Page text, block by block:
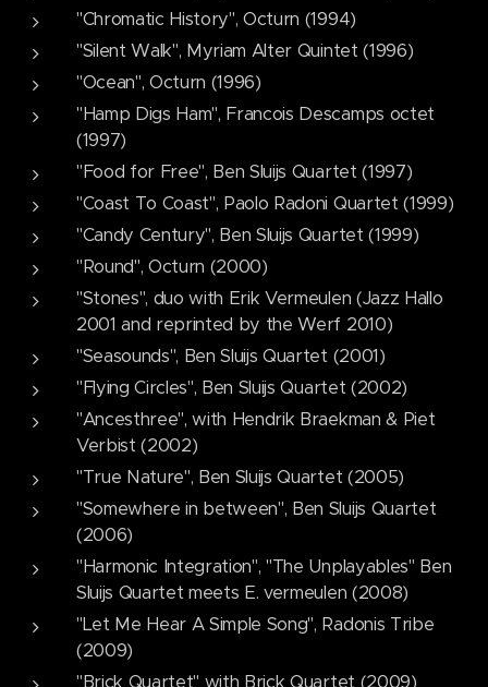
"Chromatic History", Octurn (1994)
"Silent Walk", Myriam Alter Quintet (1996)
"Ocean", Octurn (1996)
"Hamp Digs Ham", Francois Descamps octet
(1997)
"Food for Free", Ben Sluijs Quartet (1997)
"Coast To Coast", Paolo Radoni Quartet (1999)
"Candy Century", Ben Sluijs Quartet (1999)
"Round", Octurn (2000)
"Stones", duo with Erik Vermeulen (Jazz Hallo
2001 and reprinted by the Werf 2010)
"Seasounds", Ben Sluijs Quartet (2001)
"Flying Circles", Ben Sluijs Quartet (2002)
"Ancesthree", with Hendrik Braekman & Piet
Verbist (2002)
"True Nature", Ben Sluijs Quartet (2005)
"Somewhere in between", Ben Sluijs Quartet
(2006)
"Harmonic Integration", "The Unplayables" Ben
Sluijs Quartet meets E. vermeulen (2008)
"Let Me Hear A Simple Song", Radonis Tribe
(2009)
"Brick Quartet" with Brick Quartet (2009)